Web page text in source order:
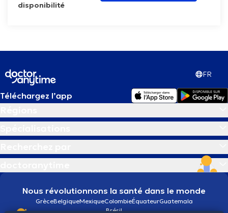
disponibilité
FR
Téléchargez l’app
Nous révolutionnons la santé dans le monde
GrèceBelgiqueMexiqueColombieÉquateurGuatemala
Brésil